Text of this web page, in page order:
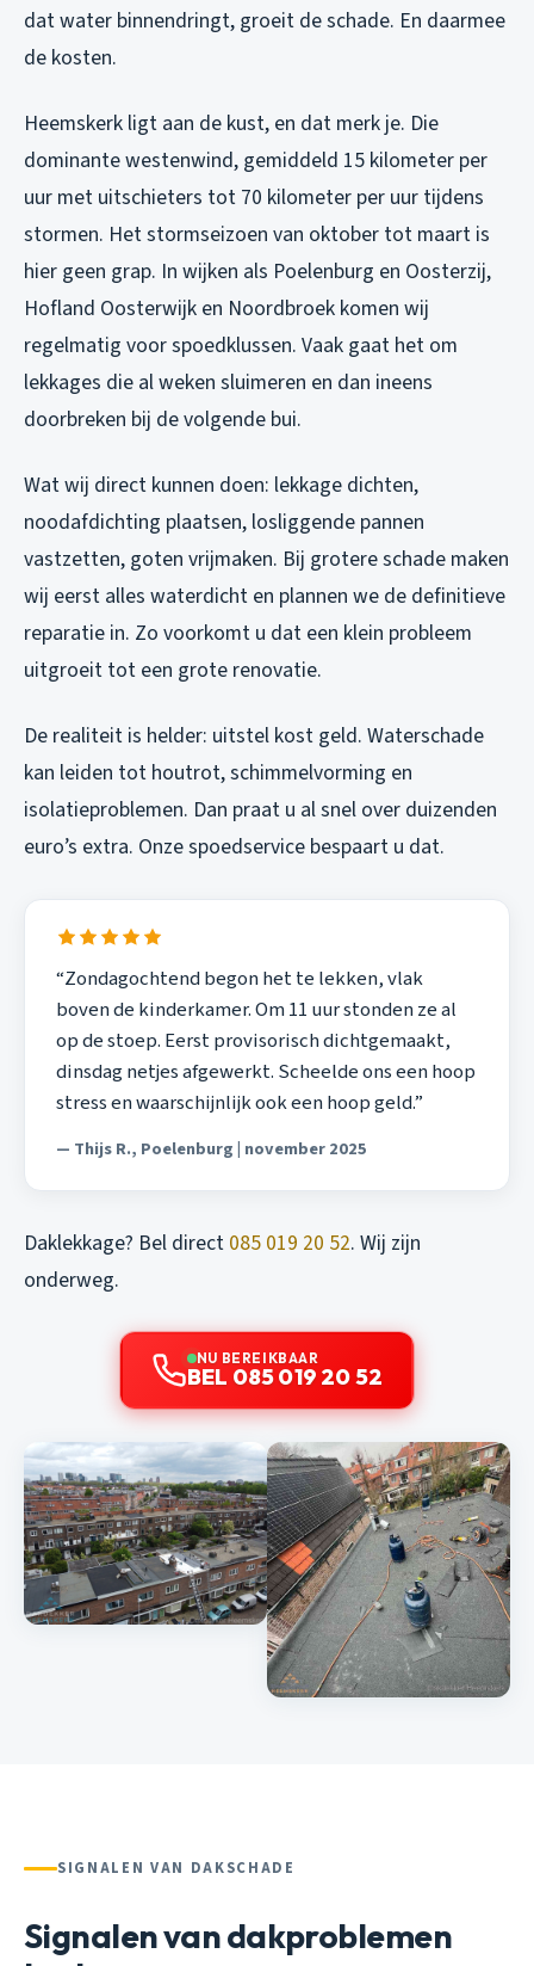
dat water binnendringt, groeit de schade. En daarmee
de kosten.
Heemskerk ligt aan de kust, en dat merk je. Die
dominante westenwind, gemiddeld 15 kilometer per
uur met uitschieters tot 70 kilometer per uur tijdens
stormen. Het stormseizoen van oktober tot maart is
hier geen grap. In wijken als Poelenburg en Oosterzij,
Hofland Oosterwijk en Noordbroek komen wij
regelmatig voor spoedklussen. Vaak gaat het om
lekkages die al weken sluimeren en dan ineens
doorbreken bij de volgende bui.
Wat wij direct kunnen doen: lekkage dichten,
noodafdichting plaatsen, losliggende pannen
vastzetten, goten vrijmaken. Bij grotere schade maken
wij eerst alles waterdicht en plannen we de definitieve
reparatie in. Zo voorkomt u dat een klein probleem
uitgroeit tot een grote renovatie.
De realiteit is helder: uitstel kost geld. Waterschade
kan leiden tot houtrot, schimmelvorming en
isolatieproblemen. Dan praat u al snel over duizenden
euro’s extra. Onze spoedservice bespaart u dat.
“Zondagochtend begon het te lekken, vlak
boven de kinderkamer. Om 11 uur stonden ze al
op de stoep. Eerst provisorisch dichtgemaakt,
dinsdag netjes afgewerkt. Scheelde ons een hoop
stress en waarschijnlijk ook een hoop geld.”
— Thijs R., Poelenburg | november 2025
Daklekkage? Bel direct 085 019 20 52. Wij zijn
onderweg.
NU BEREIKBAAR
BEL 085 019 20 52
SIGNALEN VAN DAKSCHADE
Signalen van dakproblemen